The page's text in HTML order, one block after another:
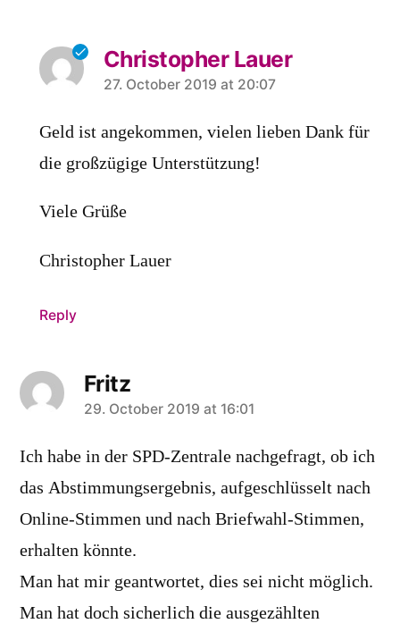
Christopher Lauer
says:
27. October 2019 at 20:07
Geld ist angekommen, vielen lieben Dank für
die großzügige Unterstützung!
Viele Grüße
Christopher Lauer
Reply
Fritz
says:
29. October 2019 at 16:01
Ich habe in der SPD-Zentrale nachgefragt, ob ich
das Abstimmungsergebnis, aufgeschlüsselt nach
Online-Stimmen und nach Briefwahl-Stimmen,
erhalten könnte.
Man hat mir geantwortet, dies sei nicht möglich.
Man hat doch sicherlich die ausgezählten